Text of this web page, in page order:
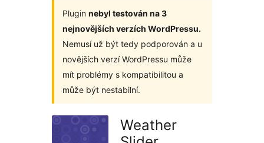
Plugin nebyl testován na 3
nejnovějších verzích WordPressu.
Nemusí už být tedy podporován a u
novějších verzí WordPressu může
mít problémy s kompatibilitou a
může být nestabilní.
Weather